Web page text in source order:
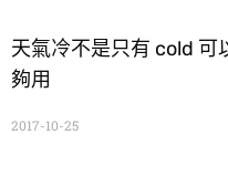
天氣冷不是只有 cold 可
夠用
2017-10-25